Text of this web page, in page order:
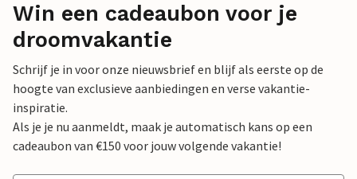
Win een cadeaubon voor je
droomvakantie
Schrijf je in voor onze nieuwsbrief en blijf als eerste op de
hoogte van exclusieve aanbiedingen en verse vakantie-
inspiratie.
Als je je nu aanmeldt, maak je automatisch kans op een
cadeaubon van €150 voor jouw volgende vakantie!